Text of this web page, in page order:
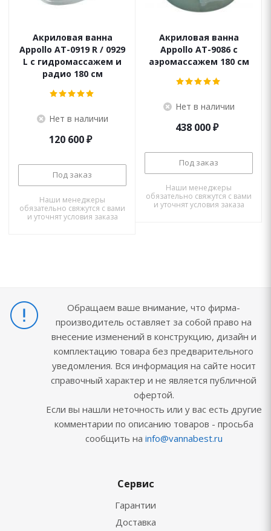
Акриловая ванна
Appollo AT-0919 R / 0929
L с гидромассажем и
радио 180 см
Нет в наличии
120 600₽
Под заказ
Наши менеджеры
обязательно свяжутся с вами
и уточнят условия заказа
Акриловая ванна
Appollo AT-9086 с
аэромассажем 180 см
Нет в наличии
438 000₽
Под заказ
Наши менеджеры
обязательно свяжутся с вами
и уточнят условия заказа
Обращаем ваше внимание, что фирма-
производитель оставляет за собой право на
внесение изменений в конструкцию, дизайн и
комплектацию товара без предварительного
уведомления. Вся информация на сайте носит
справочный характер и не является публичной
офертой.
Если вы нашли неточность или у вас есть другие
комментарии по описанию товаров - просьба
сообщить на info@vannabest.ru
Сервис
Гарантии
Доставка